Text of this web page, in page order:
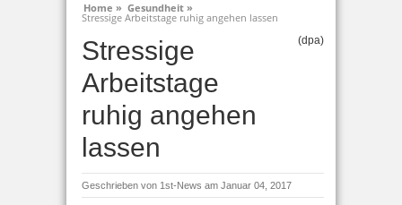
Home » Gesundheit »
Stressige Arbeitstage ruhig angehen lassen
Stressige
Arbeitstage
ruhig angehen
lassen
(dpa)
Geschrieben von 1st-News am Januar 04, 2017